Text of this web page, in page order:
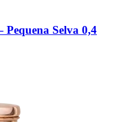
Pequena Selva 0,4